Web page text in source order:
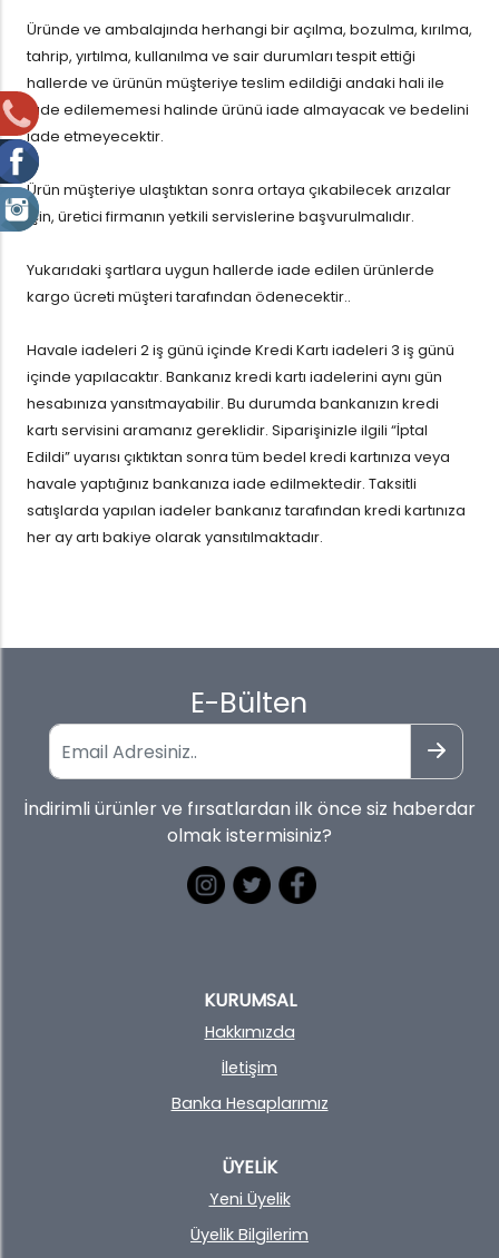
Üründe ve ambalajında herhangi bir açılma, bozulma, kırılma,
tahrip, yırtılma, kullanılma ve sair durumları tespit ettiği
hallerde ve ürünün müşteriye teslim edildiği andaki hali ile
iade edilememesi halinde ürünü iade almayacak ve bedelini
iade etmeyecektir.
Ürün müşteriye ulaştıktan sonra ortaya çıkabilecek arızalar
için, üretici firmanın yetkili servislerine başvurulmalıdır.
Yukarıdaki şartlara uygun hallerde iade edilen ürünlerde
kargo ücreti müşteri tarafından ödenecektir..
Havale iadeleri 2 iş günü içinde Kredi Kartı iadeleri 3 iş günü
içinde yapılacaktır. Bankanız kredi kartı iadelerini aynı gün
hesabınıza yansıtmayabilir. Bu durumda bankanızın kredi
kartı servisini aramanız gereklidir. Siparişinizle ilgili “İptal
Edildi” uyarısı çıktıktan sonra tüm bedel kredi kartınıza veya
havale yaptığınız bankanıza iade edilmektedir. Taksitli
satışlarda yapılan iadeler bankanız tarafından kredi kartınıza
her ay artı bakiye olarak yansıtılmaktadır.
E-Bülten
İndirimli ürünler ve fırsatlardan ilk önce siz haberdar
olmak istermisiniz?
KURUMSAL
Hakkımızda
İletişim
Banka Hesaplarımız
ÜYELİK
Yeni Üyelik
Üyelik Bilgilerim